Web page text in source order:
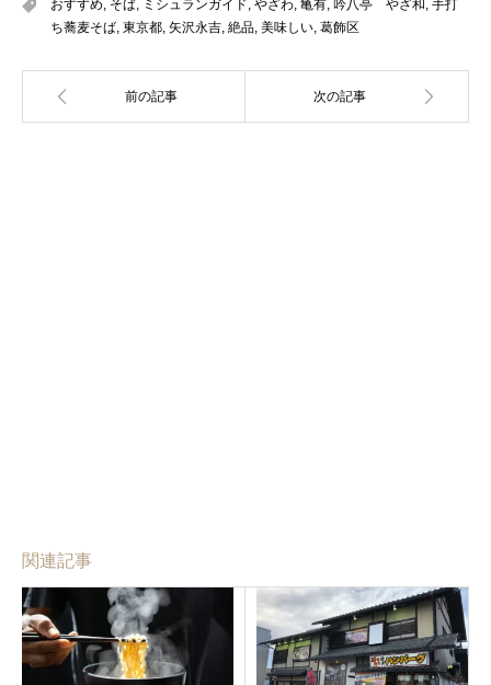
おすすめ, そば, ミシュランガイド, やざわ, 亀有, 吟八亭 やざ和 , 手打
ち蕎麦そば, 東京都, 矢沢永吉, 絶品, 美味しい, 葛飾区
関連記事